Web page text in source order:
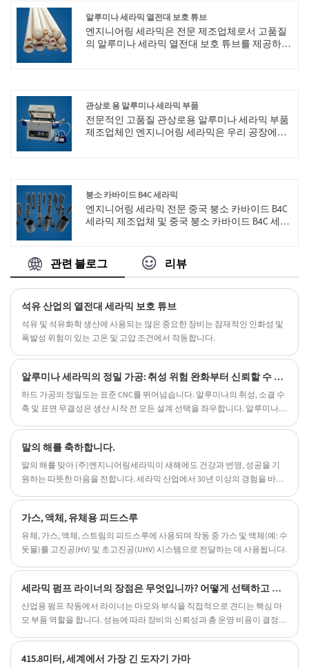
알루미나 세라믹 열전대 보호 튜브
엔지니어링 세라믹은 전문 제조업체로서 고품질
의 알루미나 세라믹 열전대 보호 튜브를 제공하고
관상로 용 알루미나 세라믹 부품
전문적인 고품질 관상로용 알루미나 세라믹 부품
제조업체인 엔지니어링 세라믹은 우리 공장에서
붕소 카바이드 B4C 세라믹
엔지니어링 세라믹 전문 중국 붕소 카바이드 B4C
세라믹 제조업체 및 중국 붕소 카바이드 B4C 세라
있습니다.
관련 블로그 리뷰
석유 산업의 열전대 세라믹 보호 튜브
석유 및 석유화학 생산에 사용되는 많은 중요한 장비는 잠재적인 인화성 및
폭발성 위험이 있는 고온 및 고압 조건에서 작동합니다.
알루미나 세라믹의 정밀 가공: 취성 위험 완화부터 신뢰할 수 있는 부품 제공까지 포괄적인 공정 제어
하드 가공의 정밀도는 표준 CNC를 뛰어넘습니다. 알루미나의 취성, 소결 수
축 및 표면 무결성은 생산 시작 전 모든 설계 선택을 좌우합니다. 알루미나
도 및 유전 안정성을 제공하지만 이러한 동일한 특성으로 인해 소결 후 가공
이 어렵고 소결 전 그린 상태 가공을 예측할 수 없습니다.
말의 해를 축하합니다.
말의 해를 맞아 (주)엔지니어링세라믹이 새해에도 건강과 번영, 성공을 기
원하는 따뜻한 마음을 전합니다. 세라믹 산업에서 30년 이상의 경험을 바탕
피드스루 및 C997 알루미나 보호 튜브를 제공하려는 사명을 계속하고 있습
니다.
가스, 액체, 유체용 피드스루
유체, 가스, 액체, 스트림의 피드스루에 사용되며 작동 중 가스 및 액체(예: 수
돗물)를 고진공(HV) 및 초고진공(UHV) 시스템으로 전달하는 데 사용됩니다.
세라믹 펌프 라이너의 장점은 무엇입니까? 어떻게 선택하고 설치해야 합니까?
산업용 펌프 작동에서 라이너는 마모와 부식을 직접적으로 견디는 핵심 마
모 부품 역할을 합니다. 성능에 따라 장비의 신뢰성과 총 운영 비용이 결정됩
탈황(FGD) 및 신에너지 제조와 같은 산업에서 기존 금속 라이너보다 선호되
415.8미터, 세계에서 가장 긴 도자기 가마